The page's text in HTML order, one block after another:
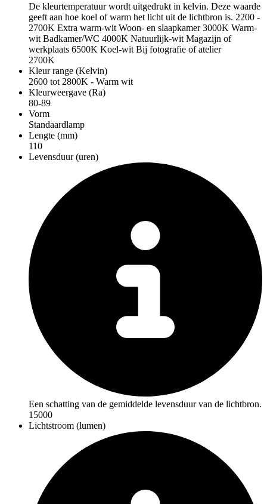
De kleurtemperatuur wordt uitgedrukt in kelvin. Deze waarde
geeft aan hoe koel of warm het licht uit de lichtbron is. 2200 -
2700K Extra warm-wit Woon- en slaapkamer 3000K Warm-
wit Badkamer/WC 4000K Natuurlijk-wit Magazijn of
werkplaats 6500K Koel-wit Bij fotografie of atelier
2700K
Kleur range (Kelvin)
2600 tot 2800K - Warm wit
Kleurweergave (Ra)
80-89
Vorm
Standaardlamp
Lengte (mm)
110
Levensduur (uren)
Een schatting van de gemiddelde levensduur van de lichtbron.
15000
Lichtstroom (lumen)